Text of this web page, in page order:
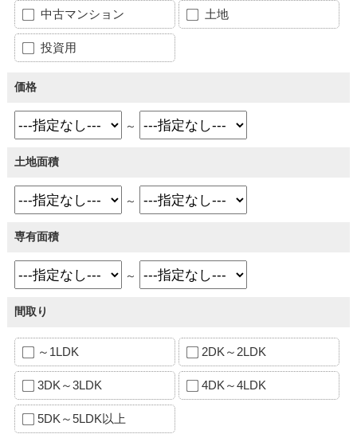
中古マンション 土地
投資用
価格
～
土地面積
～
専有面積
～
間取り
～1LDK 2DK～2LDK
3DK～3LDK 4DK～4LDK
5DK～5LDK以上